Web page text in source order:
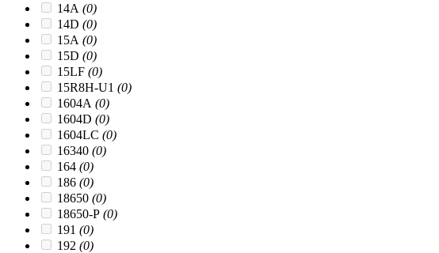
14A (0)
14D (0)
15A (0)
15D (0)
15LF (0)
15R8H-U1 (0)
1604A (0)
1604D (0)
1604LC (0)
16340 (0)
164 (0)
186 (0)
18650 (0)
18650-P (0)
191 (0)
192 (0)